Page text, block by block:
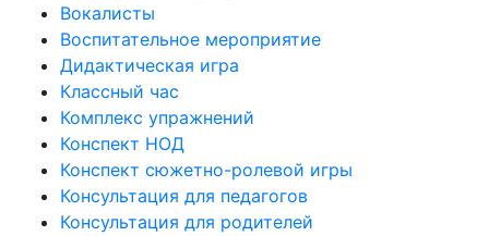
Вокалисты
Воспитательное мероприятие
Дидактическая игра
Классный час
Комплекс упражнений
Конспект НОД
Конспект сюжетно-ролевой игры
Консультация для педагогов
Консультация для родителей